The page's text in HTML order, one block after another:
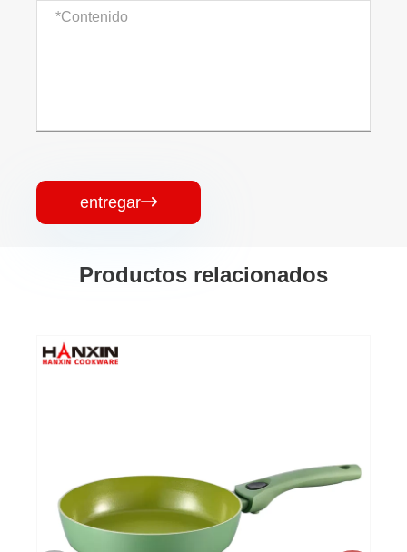
entregar
Productos relacionados